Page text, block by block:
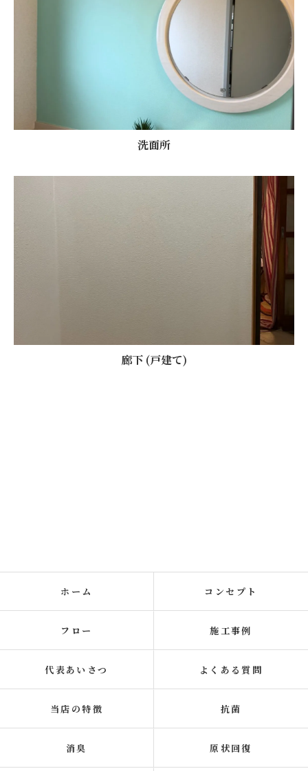
洗面所
廊下 (戸建て)
ホーム コンセプト
フロー 施工事例
代表あいさつ よくある質問
当店の特徴 抗菌
消臭 原状回復